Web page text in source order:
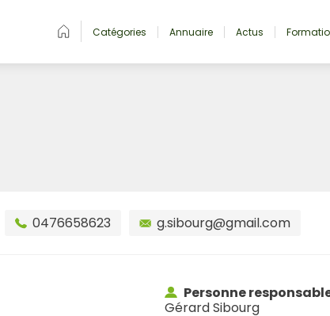
Catégories Annuaire Actus
0476658623 g.sibourg@gmail.com
Personne
Gérard Sibourg